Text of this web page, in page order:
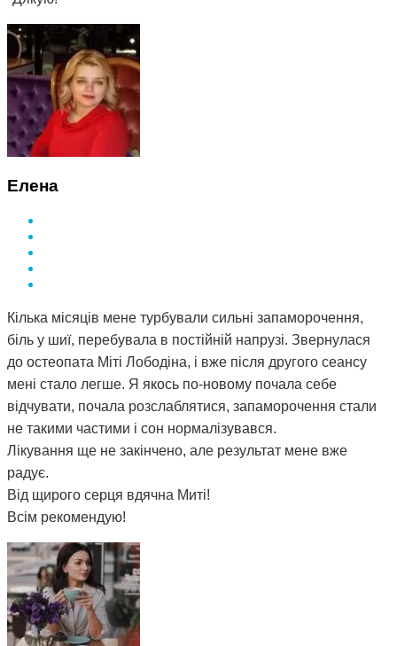
Елена
Кілька місяців мене турбували сильні запаморочення,
біль у шиї, перебувала в постійній напрузі. Звернулася
до остеопата Міті Лободіна, і вже після другого сеансу
мені стало легше. Я якось по-новому почала себе
відчувати, почала розслаблятися, запаморочення стали
не такими частими і сон нормалізувався.
Лікування ще не закінчено, але результат мене вже
радує.
Від щирого серця вдячна Миті!
Всім рекомендую!